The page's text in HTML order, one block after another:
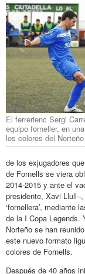
El ferrerienc Sergi
equipo forneller, en
los colores del
de los exjugadores
de Fornells se viera
2014-2015 y ante el
presidente, Xavi
‘fornellera’, mediante
de la I Copa Legends.
Norteño se han
este nuevo formato
colores de Fornells.
Después de 40 años